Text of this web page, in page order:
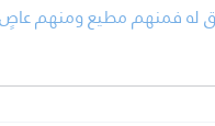
له فمنهم مطيع ومنهم